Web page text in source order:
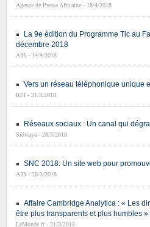
Agence de Presse Africaine - 18/4/2018
La 9e édition du Programme Tic au
décembre 2018
AIB - 14/4/2018
Vers un réseau téléphonique unique
RFI - 31/3/2018
Réseaux sociaux : Un canal qui
Sidwaya - 28/3/2018
SNC 2018: Un site web pour
AIB - 28/3/2018
Affaire Cambridge Analytica : « Les
être plus transparents et plus humbles »
LeMonde.fr - 21/3/2018